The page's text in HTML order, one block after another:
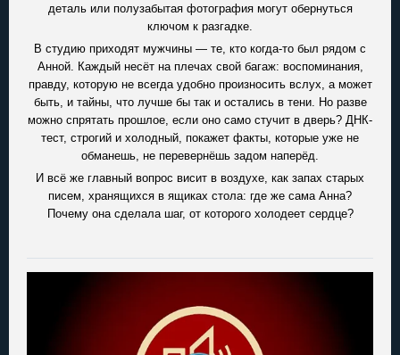
деталь или полузабытая фотография могут обернуться
ключом к разгадке.
В студию приходят мужчины — те, кто когда-то был рядом с
Анной. Каждый несёт на плечах свой багаж: воспоминания,
правду, которую не всегда удобно произносить вслух, а может
быть, и тайны, что лучше бы так и остались в тени. Но разве
можно спрятать прошлое, если оно само стучит в дверь? ДНК-
тест, строгий и холодный, покажет факты, которые уже не
обманешь, не перевернёшь задом наперёд.
И всё же главный вопрос висит в воздухе, как запах старых
писем, хранящихся в ящиках стола: где же сама Анна?
Почему она сделала шаг, от которого холодеет сердце?